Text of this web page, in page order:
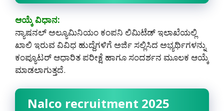
ಆಯ್ಕೆ ವಿಧಾನ:
ನ್ಯಾಷನಲ್ ಅಲ್ಯೂಮಿನಿಯಂ ಕಂಪನಿ ಲಿಮಿಟೆಡ್ ಇಲಾಖೆಯಲ್ಲಿ
ಖಾಲಿ ಇರುವ ವಿವಿಧ ಹುದ್ದೆಗಳಿಗೆ ಅರ್ಜಿ ಸಲ್ಲಿಸಿದ ಅಭ್ಯರ್ಥಿಗಳನ್ನು
ಕಂಪ್ಯೂಟರ್ ಆಧಾರಿತ ಪರೀಕ್ಷೆ ಹಾಗೂ ಸಂದರ್ಶನ ಮೂಲಕ ಆಯ್ಕೆ
ಮಾಡಲಾಗುತ್ತದೆ.
Nalco recruitment 2025